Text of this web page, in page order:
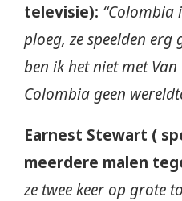
televisie): “Colombia
ploeg, ze speelden erg
ben ik het niet met
Colombia geen
Earnest Stewart (
meerdere malen
ze twee keer op grote